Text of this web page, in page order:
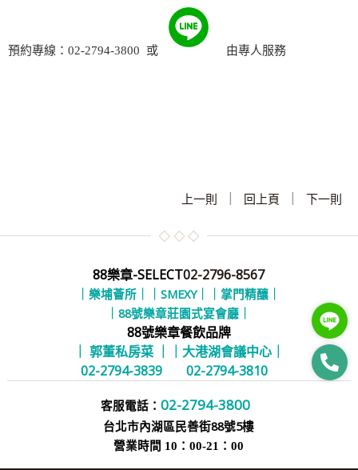
預約專線：02-2794-3800  或 由專人服務
上一則 | 回上頁 | 下一則
88樂章-SELECT02-2796-8567
｜樂埔薈所｜ ｜SMEXY｜
｜掌門精釀｜
｜88號樂章莊園式宴會廳｜
88號樂章餐飲品牌
｜ 郭董私房菜 ｜
02-2794-3839
｜大港湖會議中心｜
02-2794-3810
客服電話：02-2794-3800
台北市內湖區民善街88號5樓
營業時間 10：00-21：00